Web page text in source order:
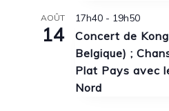
AOÛT
14
17h40- 19h50
Concert de
Belgique) ;
Plat Pays avec
Nord